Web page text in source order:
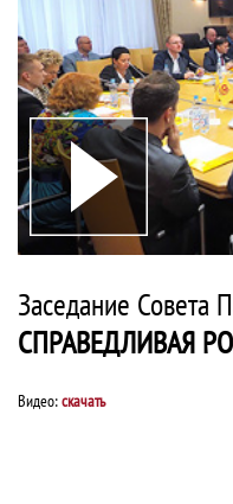
Заседание Совета
СПРАВЕДЛИВАЯ
Видео:скачать